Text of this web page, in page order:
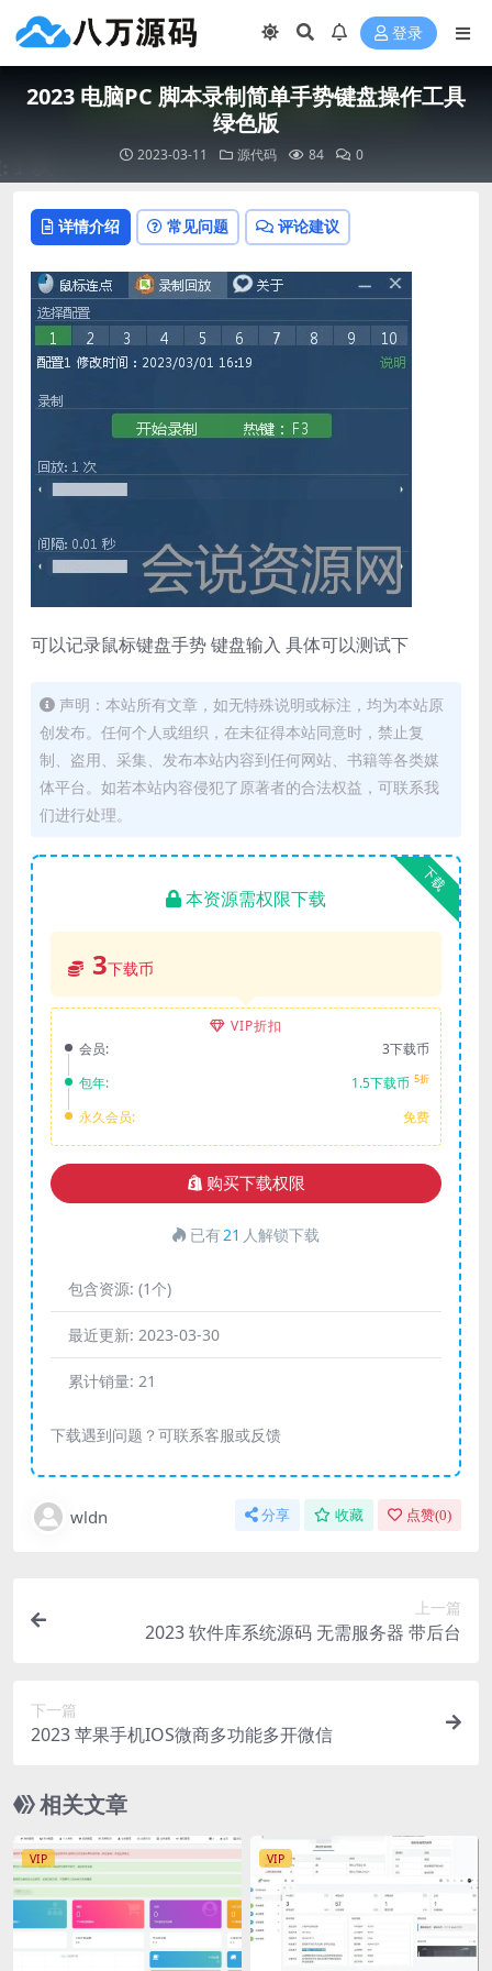
登录
2023 电脑PC 脚本录制简单手势键盘操作工具
绿色版
2023-03-11 源代码 84 0
详情介绍 常见问题 评论建议
可以记录鼠标键盘手势 键盘输入 具体可以测试下
声明：本站所有文章，如无特殊说明或标注，均为本站原
创发布。任何个人或组织，在未征得本站同意时，禁止复
制、盗用、采集、发布本站内容到任何网站、书籍等各类媒
体平台。如若本站内容侵犯了原著者的合法权益，可联系我
们进行处理。
下载
本资源需权限下载
3下载币
VIP折扣
会员:
3下载币
包年:
1.5下载币 5折
永久会员: 免费
购买下载权限
已有21 人解锁下载
包含资源: (1个)
最近更新: 2023-03-30
累计销量: 21
下载遇到问题？可联系客服或反馈
wldn 分享 收藏 点赞(0)
上一篇
2023 软件库系统源码 无需服务器 带后台
下一篇
2023 苹果手机IOS微商多功能多开微信
相关文章
VIP VIP